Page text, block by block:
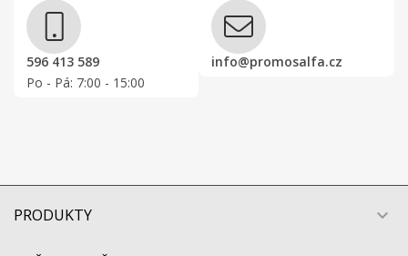
596 413 589
Po - Pá: 7:00 - 15:00
info@promosalfa.cz
PRODUKTY 